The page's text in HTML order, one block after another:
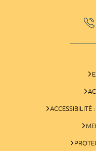
ACCESSIBILITÉ